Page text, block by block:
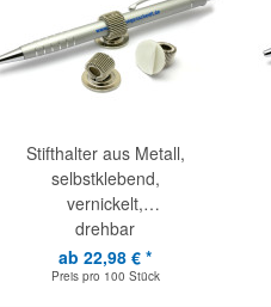
Stifthalter aus Metall,
selbstklebend,
vernickelt,
drehbar
ab 22,98 € *
Preis pro 100 Stück